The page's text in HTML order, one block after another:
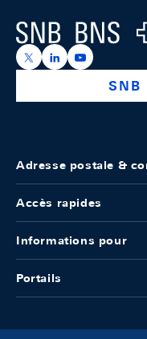
Logo
https://x.com/
https://https://
SNB
Adresse postale &
Accès rapides
Informations pour
Portails